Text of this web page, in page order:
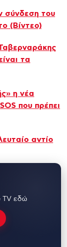
σύνδεση του
(Βίντεο)
τα
η νέα
που πρέπει
αντίο
TV εδώ